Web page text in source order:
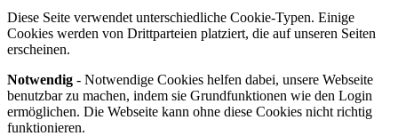
Diese Seite verwendet unterschiedliche Cookie-Typen. Einige
Cookies werden von Drittparteien platziert, die auf unseren Seiten
erscheinen.
Notwendig - Notwendige Cookies helfen dabei, unsere Webseite
benutzbar zu machen, indem sie Grundfunktionen wie den Login
ermöglichen. Die Webseite kann ohne diese Cookies nicht richtig
funktionieren.